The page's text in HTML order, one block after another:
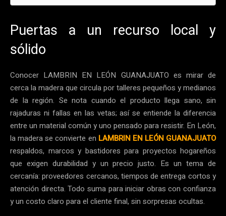
Puertas a un recurso local y
sólido
Conocer LAMBRIN EN LEÓN GUANAJUATO es mirar de
cerca la madera que circula por talleres pequeños y medianos
de la región. Se nota cuando el producto llega sano, sin
rajaduras ni fallas en las vetas; así se entiende la diferencia
entre un material común y uno pensado para resistir. En León,
la madera se convierte en LAMBRIN EN LEÓN GUANAJUATO
respaldos, marcos y bastidores para proyectos hogareños
que exigen durabilidad y un precio justo. Es un tema de
cercanía: proveedores cercanos, tiempos de entrega cortos y
atención directa. Todo suma para iniciar obras con confianza
y un costo claro para el cliente final, sin sorpresas ocultas.